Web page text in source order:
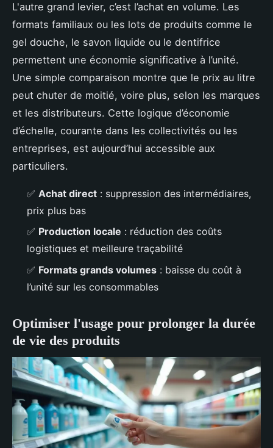
L'autre grand levier, c’est l’achat en volume. Les
formats familiaux ou les lots de produits comme le
gel douche, le savon liquide ou le dentifrice
permettent une économie significative à l’unité.
Une simple comparaison montre que le prix au litre
peut chuter de moitié, voire plus, selon les marques
et les distributeurs. Cette logique d’économie
d’échelle, courante dans les collectivités ou les
entreprises, est aujourd’hui accessible aux
particuliers.
✅ Achat direct : suppression des intermédiaires,
prix plus bas
✅ Production locale : réduction des coûts
logistiques et meilleure traçabilité
✅ Formats grands volumes : baisse du coût à
l’unité sur les consommables
Optimiser l'usage pour prolonger la durée
de vie des produits